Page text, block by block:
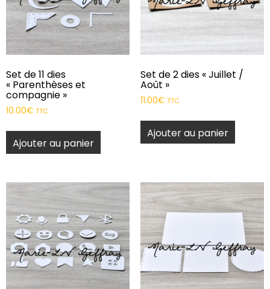
Set de 11 dies
« Parenthèses et
compagnie »
10.00€ TTC
Ajouter au panier
Set de 2 dies « Juillet /
Août »
11.00€ TTC
Ajouter au panier